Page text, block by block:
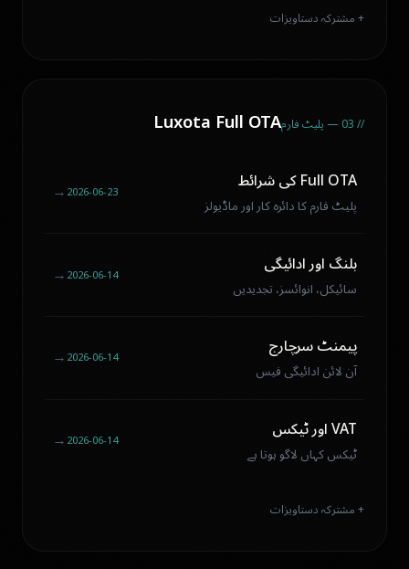
+ مشترکہ دستاویزات
// 03 — پلیٹ فارم Luxota Full OTA
Full OTA کی شرائط
پلیٹ فارم کا دائرہ کار اور ماڈیولز
2026-06-23
←
بلنگ اور ادائیگی
سائیکل، انوائسز، تجدیدیں
2026-06-14
←
پیمنٹ سرچارج
آن لائن ادائیگی فیس
2026-06-14
←
VAT اور ٹیکس
ٹیکس کہاں لاگو ہوتا ہے
2026-06-14
←
+ مشترکہ دستاویزات